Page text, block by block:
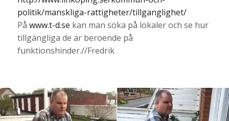
politik/manskliga-rattigheter/tillganglighet/
På www.t-d.se kan man söka på lokaler och se hur
tillgängliga de är beroende på
funktionshinder.//Fredrik